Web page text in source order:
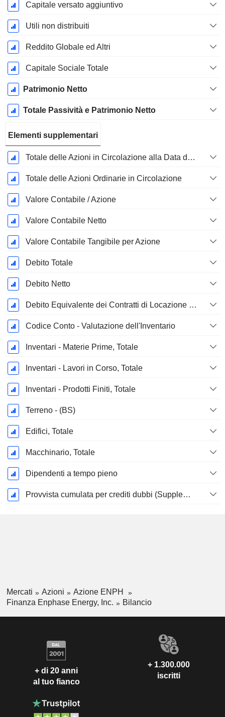
Capitale versato aggiuntivo
Utili non distribuiti
Reddito Globale ed Altri
Capitale Sociale Totale
Patrimonio Netto
Totale Passività e Patrimonio Netto
Elementi supplementari
Totale delle Azioni in Circolazione alla Data di Deposito
Totale delle Azioni Ordinarie in Circolazione
Valore Contabile / Azione
Valore Contabile Netto
Valore Contabile Tangibile per Azione
Debito Totale
Debito Netto
Debito Equivalente dei Contratti di Locazione Operativi
Codice Conto - Valutazione dell'Inventario
Inventari - Materie Prime, Totale
Inventari - Lavori in Corso, Totale
Inventari - Prodotti Finiti, Totale
Terreno - (BS)
Edifici, Totale
Macchinario, Totale
Dipendenti a tempo pieno
Provvista cumulata per crediti dubbi (Supplemento)
Mercati Azioni
Azione ENPH
Finanza Enphase Energy, Inc.
Bilancio
+ di 20 anni
al tuo fianco
+ 1.300.000
iscritti